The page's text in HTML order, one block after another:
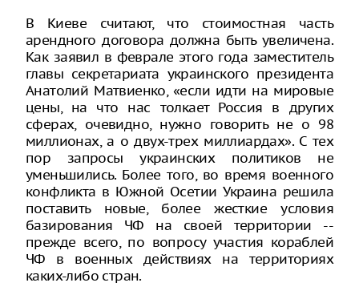
В Киеве считают, что стоимостная часть
арендного договора должна быть увеличена.
Как заявил в феврале этого года заместитель
главы секретариата украинского президента
Анатолий Матвиенко, «если идти на мировые
цены, на что нас толкает Россия в других
сферах, очевидно, нужно говорить не о 98
миллионах, а о двух-трех миллиардах». С тех
пор запросы украинских политиков не
уменьшились. Более того, во время военного
конфликта в Южной Осетии Украина решила
поставить новые, более жесткие условия
базирования ЧФ на своей территории --
прежде всего, по вопросу участия кораблей
ЧФ в военных действиях на территориях
каких-либо стран.